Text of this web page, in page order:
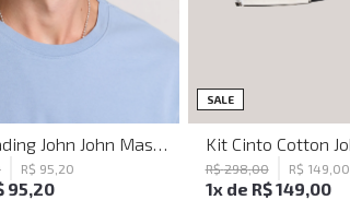
R$ 95 20
95,20
SALE
R$ 298,00 R$ 149 00
1x de R$149,00